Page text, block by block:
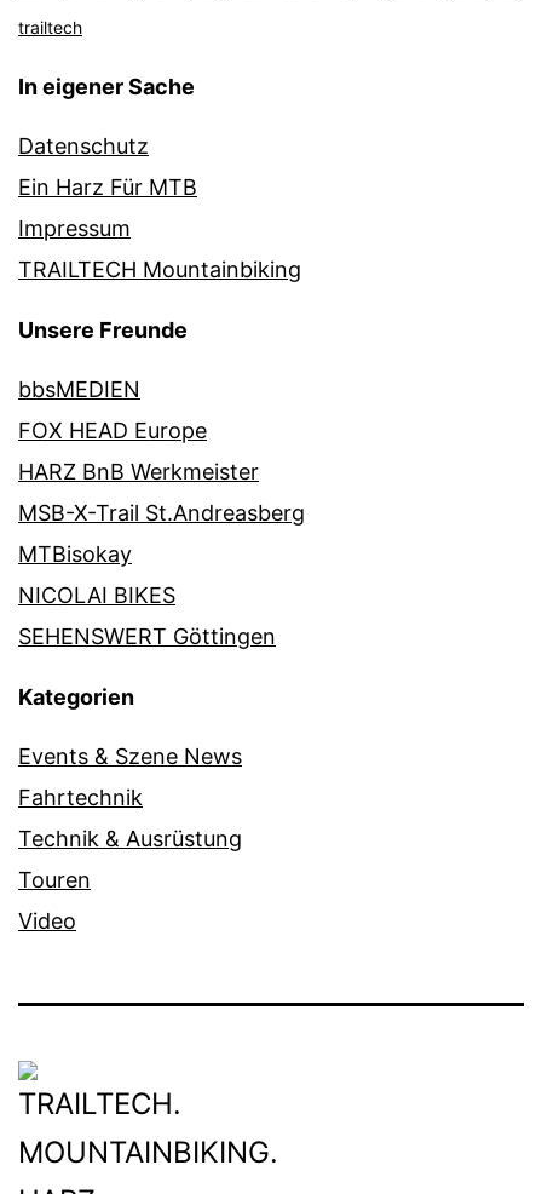
trailtech
In eigener Sache
Datenschutz
Ein Harz Für MTB
Impressum
TRAILTECH Mountainbiking
Unsere Freunde
bbsMEDIEN
FOX HEAD Europe
HARZ BnB Werkmeister
MSB-X-Trail St.Andreasberg
MTBisokay
NICOLAI BIKES
SEHENSWERT Göttingen
Kategorien
Events & Szene News
Fahrtechnik
Technik & Ausrüstung
Touren
Video